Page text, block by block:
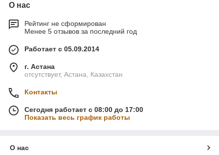
О нас
Рейтинг не сформирован
Менее 5 отзывов за последний год
Работает с 05.09.2014
г. Астана
отсутствует, Астана, Казахстан
Контакты
Сегодня работает с 08:00 до 17:00
Показать весь график работы
О нас